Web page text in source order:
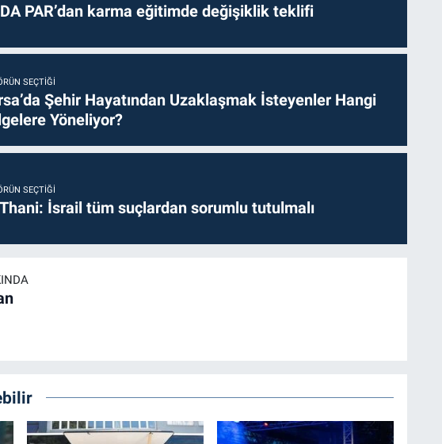
PAR’dan karma eğitimde değişiklik teklifi
SEÇTIĞI
Şehir Hayatından Uzaklaşmak İsteyenler Hangi
Yöneliyor?
SEÇTIĞI
İsrail tüm suçlardan sorumlu tutulmalı